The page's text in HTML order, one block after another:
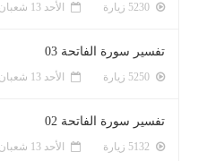
الأحد 13 شعبان 1447ﻫ 1-2-2026م
تفسير سورة الفاتحة 03
الأحد 13 شعبان 1447ﻫ 1-2-2026م
تفسير سورة الفاتحة 02
الأحد 13 شعبان 1447ﻫ 1-2-2026م